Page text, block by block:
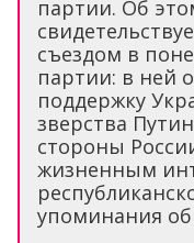
партии. Об
съездом в
партии: в ней
поддержку
зверства
стороны
жизненным
упоминания